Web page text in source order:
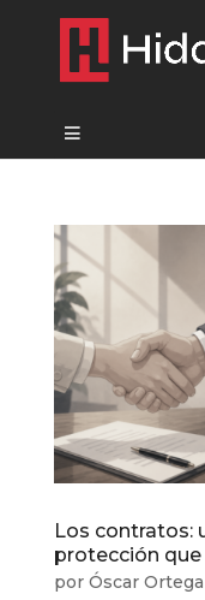
Los contratos:
protección
por Óscar Ortega